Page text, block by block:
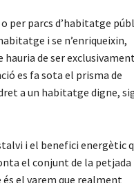
per parcs d’habitatge
i se n’enriqueixin,
de ser
es fa sota el prisma de
a un habitatge digne,
i el benefici energètic
el conjunt de la petjada
el varem que realment